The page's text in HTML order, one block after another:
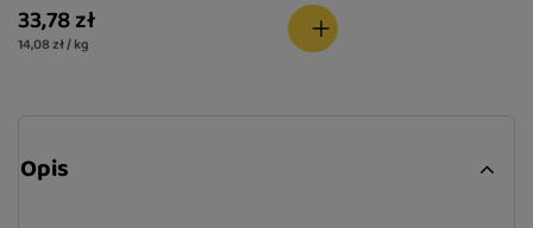
33,78 zł
14,08 zł / kg
Opis